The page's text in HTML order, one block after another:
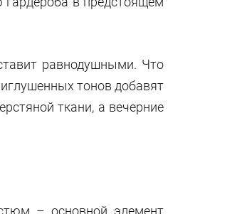
равнодушными. Что
тонов добавят
ткани, а вечерние
– основной элемент